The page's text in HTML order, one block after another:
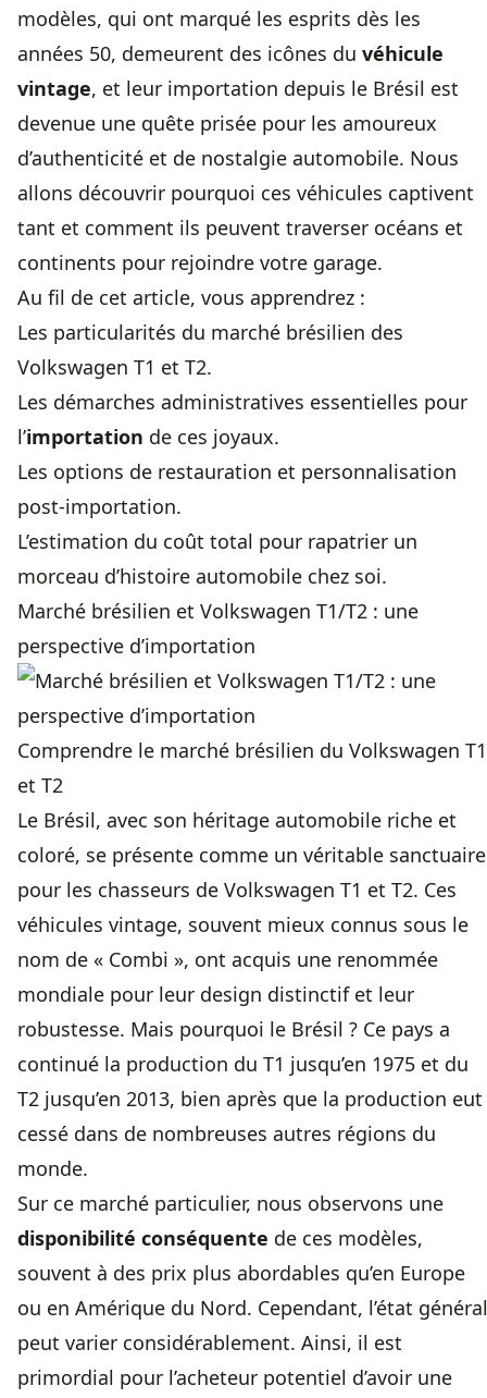
modèles, qui ont marqué les esprits dès les
années 50, demeurent des icônes du véhicule
vintage, et leur importation depuis le Brésil est
devenue une quête prisée pour les amoureux
d’authenticité et de nostalgie automobile. Nous
allons découvrir pourquoi ces véhicules captivent
tant et comment ils peuvent traverser océans et
continents pour rejoindre votre garage.
Au fil de cet article, vous apprendrez :
Les particularités du marché brésilien des
Volkswagen T1 et T2.
Les démarches administratives essentielles pour
l’importation de ces joyaux.
Les options de restauration et personnalisation
post-importation.
L’estimation du coût total pour rapatrier un
morceau d’histoire automobile chez soi.
Marché brésilien et Volkswagen T1/T2 : une
perspective d’importation
Comprendre le marché brésilien du Volkswagen T1
et T2
Le Brésil, avec son héritage automobile riche et
coloré, se présente comme un véritable sanctuaire
pour les chasseurs de Volkswagen T1 et T2. Ces
véhicules vintage, souvent mieux connus sous le
nom de « Combi », ont acquis une renommée
mondiale pour leur design distinctif et leur
robustesse. Mais pourquoi le Brésil ? Ce pays a
continué la production du T1 jusqu’en 1975 et du
T2 jusqu’en 2013, bien après que la production eut
cessé dans de nombreuses autres régions du
monde.
Sur ce marché particulier, nous observons une
disponibilité conséquente de ces modèles,
souvent à des prix plus abordables qu’en Europe
ou en Amérique du Nord. Cependant, l’état général
peut varier considérablement. Ainsi, il est
primordial pour l’acheteur potentiel d’avoir une